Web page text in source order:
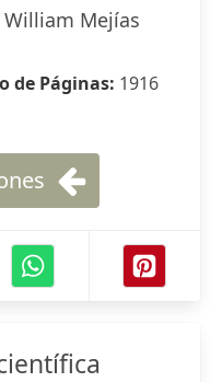
William Mejías
de Páginas: 1916